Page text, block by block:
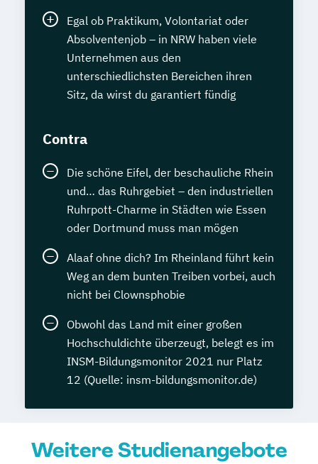
Egal ob Praktikum, Volontariat oder
Absolventenjob – in NRW haben viele
Unternehmen aus den
unterschiedlichsten Bereichen ihren
Sitz, da wirst du garantiert fündig
Contra
Die schöne Eifel, der beschauliche Rhein
und… das Ruhrgebiet – den industriellen
Ruhrpott-Charme in Städten wie Essen
oder Dortmund muss man mögen
Alaaf ohne dich? Im Rheinland führt kein
Weg an dem bunten Treiben vorbei, auch
nicht bei Clownsphobie
Obwohl das Land mit einer großen
Hochschuldichte überzeugt, belegt es im
INSM-Bildungsmonitor 2021 nur Platz
12 (Quelle: insm-bildungsmonitor.de)
Weitere Studienangebote